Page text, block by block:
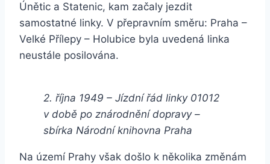
Únětic a Statenic, kam začaly jezdit
samostatné linky. V přepravním směru: Praha –
Velké Přílepy – Holubice byla uvedená linka
neustále posilována.
2. října 1949 – Jízdní řád linky 01012
v době po znárodnění dopravy –
sbírka Národní knihovna Praha
Na území Prahy však došlo k několika změnám